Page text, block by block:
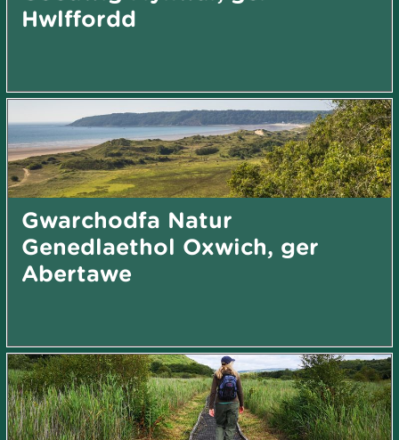
Hwlffordd
Gwarchodfa Natur
Genedlaethol Oxwich, ger
Abertawe